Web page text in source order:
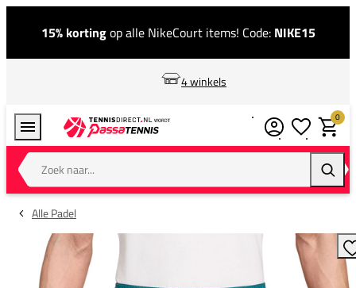
15% kortingop alle NikeCourt items! Code: NIKE15
4 winkels
Zoek naar...
0
Alle Padel